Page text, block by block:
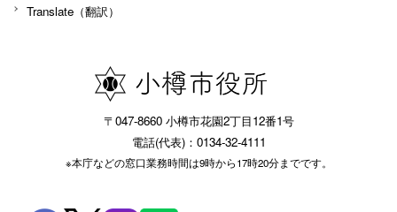
Translate（翻訳）
〒047-8660 小樽市花園2丁目12番1号
電話(代表)：0134-32-4111
※本庁などの窓口業務時間は9時から17時20分までです。